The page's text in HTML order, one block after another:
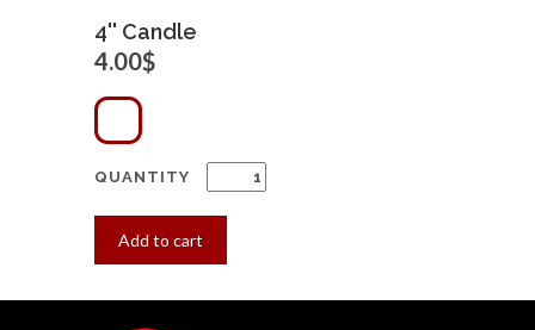
4'' Candle
4.00$
QUANTITY
Add to cart